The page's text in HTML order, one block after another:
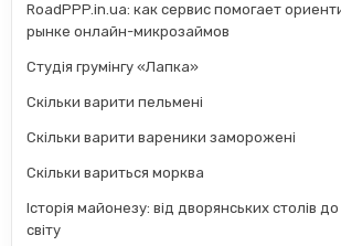
RoadPPP.in.ua: как сервис помогает
рынке онлайн-микрозаймов
Студія грумінгу «Лапка»
Скільки варити пельмені
Скільки варити вареники заморожені
Скільки вариться морква
Історія майонезу: від дворянських столів
світу